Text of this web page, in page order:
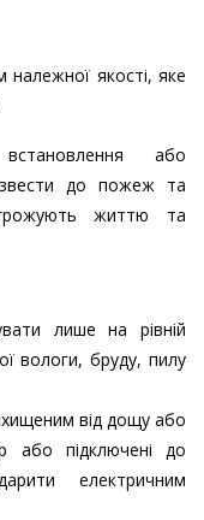
якості, яке
або
до пожеж та
життю та
лише на рівній
вологи, бруду, пилу
від дощу або
або підключені до
електричним